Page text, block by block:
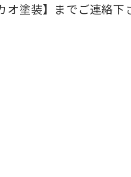
オ塗装】までご連絡下